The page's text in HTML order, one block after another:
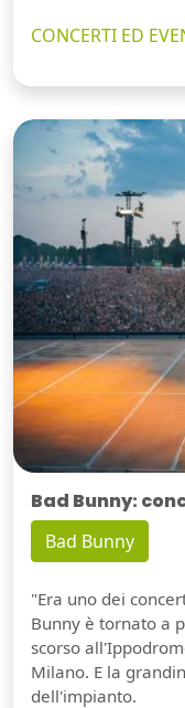
CONCERTI ED
Bad Bunny:
Bad Bunny
"Era uno dei
Bunny è tornato a
scorso
Milano. E la
dell'impianto.